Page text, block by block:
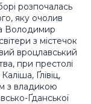
розпочалась
яку очолив
Володимир
з містечок
вроцлавський
при престолі
Ґлівіц,
з владикою
Ґданської